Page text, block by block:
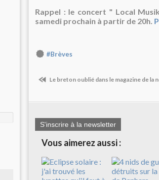
Rappel : le concert " Local
samedi prochain à partir de 20h.
#Brèves
Le breton oublié dans le magazine de la
S'inscrire à la newsletter
Vous aimerez aussi :